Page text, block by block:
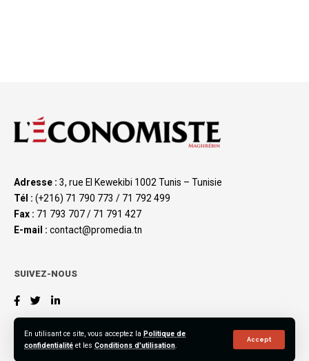
En utilisant ce site, vous acceptez la Politique de
confidentialité et les Conditions d'utilisation.
Accept
Adresse : 3, rue El Kewekibi 1002 Tunis – Tunisie
Tél : (+216) 71 790 773 / 71 792 499
Fax : 71 793 707 / 71 791 427
E-mail : contact@promedia.tn
SUIVEZ-NOUS
©2023 L’Économiste Maghrébin, All Rights Reserved